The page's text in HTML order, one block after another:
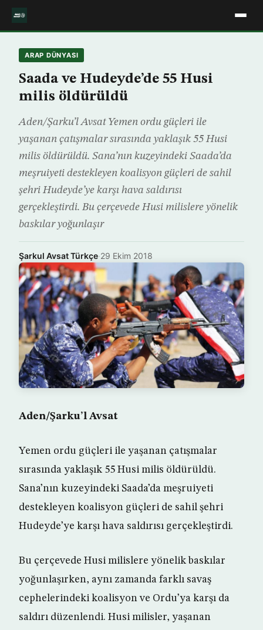
ARAP DÜNYASI
Saada ve Hudeyde’de 55 Husi
milis öldürüldü
Aden/Şarku’l Avsat Yemen ordu güçleri ile
yaşanan çatışmalar sırasında yaklaşık 55 Husi
milis öldürüldü. Sana’nın kuzeyindeki Saada’da
meşruiyeti destekleyen koalisyon güçleri de sahil
şehri Hudeyde’ye karşı hava saldırısı
gerçekleştirdi. Bu çerçevede Husi milislere yönelik
baskılar yoğunlaşır
Şarkul Avsat Türkçe·29 Ekim 2018
Aden/Şarku’l Avsat
Yemen ordu güçleri ile yaşanan çatışmalar
sırasında yaklaşık 55 Husi milis öldürüldü.
Sana’nın kuzeyindeki Saada’da meşruiyeti
destekleyen koalisyon güçleri de sahil şehri
Hudeyde’ye karşı hava saldırısı gerçekleştirdi.
Bu çerçevede Husi milislere yönelik baskılar
yoğunlaşırken, aynı zamanda farklı savaş
cephelerindeki koalisyon ve Ordu’ya karşı da
saldırı düzenlendi. Husi milisler, yaşanan